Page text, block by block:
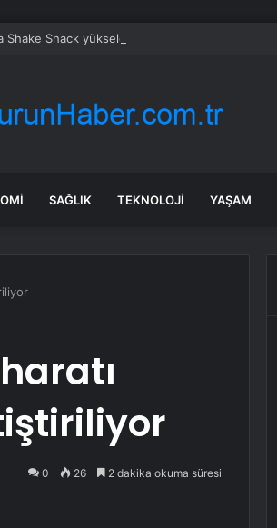
Shake Shack yükseldi
SAĞLIK TEKNOLOJI YAŞAM
0 26 2 dakika okuma süresi